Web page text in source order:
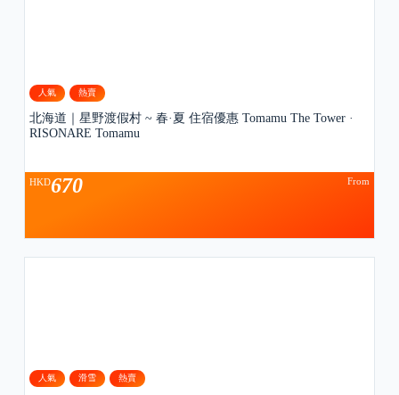
人氣 熱賣
北海道｜星野渡假村 ~ 春·夏 住宿優惠 Tomamu The Tower ·
RISONARE Tomamu
From
HKD670
人氣 滑雪 熱賣